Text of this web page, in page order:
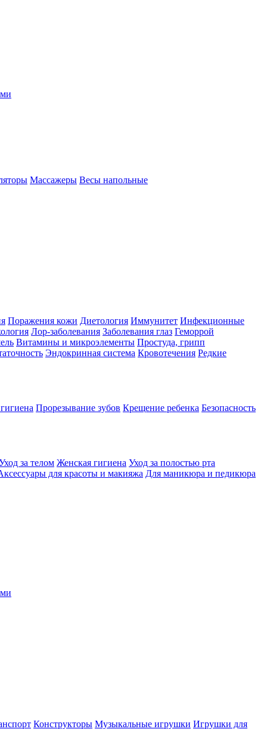
Массажеры Весы напольные
Поражения кожи Диетология Иммунитет Инфекционные
Лор-заболевания Заболевания глаз Геморрой
Витамины и микроэлементы Простуда, грипп
Эндокринная система Кровотечения Редкие
Прорезывание зубов Крещение ребенка Безопасность
за телом Женская гигиена Уход за полостью рта
для красоты и макияжа Для маникюра и педикюра
Конструкторы Музыкальные игрушки Игрушки для